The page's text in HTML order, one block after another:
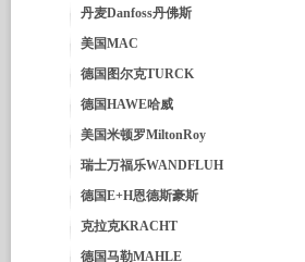
丹麦Danfoss丹佛斯
美国MAC
德国图尔克TURCK
德国HAWE哈威
美国米顿罗MiltonRoy
瑞士万福乐WANDFLUH
德国E+H恩德斯豪斯
克拉克KRACHT
德国马勒MAHLE